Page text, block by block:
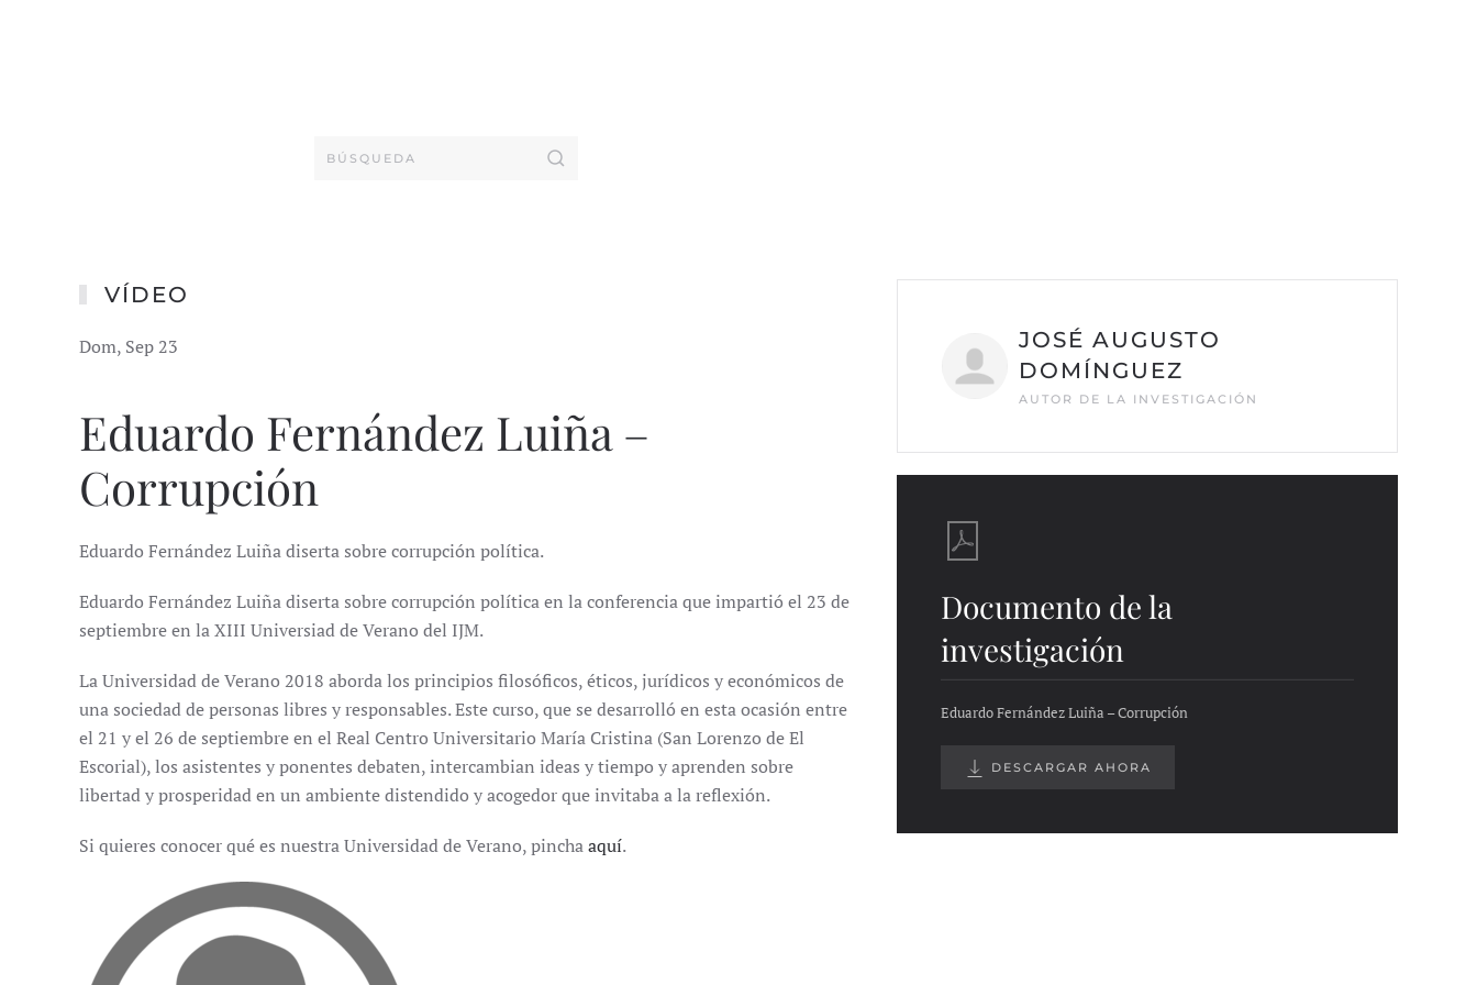
VÍDEO
Dom, Sep 23
Eduardo Fernández Luiña –
Corrupción
Eduardo Fernández Luiña diserta sobre corrupción política.
Eduardo Fernández Luiña diserta sobre corrupción política en la conferencia que impartió el 23 de
septiembre en la XIII Universiad de Verano del IJM.
La Universidad de Verano 2018 aborda los principios filosóficos, éticos, jurídicos y económicos de
una sociedad de personas libres y responsables. Este curso, que se desarrolló en esta ocasión entre
el 21 y el 26 de septiembre en el Real Centro Universitario María Cristina (San Lorenzo de El
Escorial), los asistentes y ponentes debaten, intercambian ideas y tiempo y aprenden sobre
libertad y prosperidad en un ambiente distendido y acogedor que invitaba a la reflexión.
Si quieres conocer qué es nuestra Universidad de Verano, pinchaaquí.
JOSÉ AUGUSTO
DOMÍNGUEZ
AUTOR DE LA INVESTIGACIÓN
Documento de la
investigación
Eduardo Fernández Luiña – Corrupción
DESCARGAR AHORA